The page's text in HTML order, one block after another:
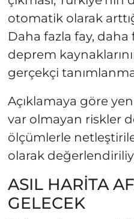
otomatik olarak
Daha fazla fay,
deprem
gerçekçi
Açıklamaya göre
var olmayan riskler
ölçümlerle
olarak
ASIL HARİTA
GELECEK